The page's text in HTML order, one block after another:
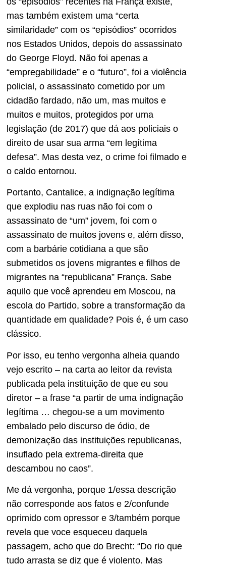
mas também existem uma “certa
similaridade” com os “episódios” ocorridos
nos Estados Unidos, depois do assassinato
do George Floyd. Não foi apenas a
“empregabilidade” e o “futuro”, foi a violência
policial, o assassinato cometido por um
cidadão fardado, não um, mas muitos e
muitos e muitos, protegidos por uma
legislação (de 2017) que dá aos policiais o
direito de usar sua arma “em legítima
defesa”. Mas desta vez, o crime foi filmado e
o caldo entornou.
Portanto, Cantalice, a indignação legítima
que explodiu nas ruas não foi com o
assassinato de “um” jovem, foi com o
assassinato de muitos jovens e, além disso,
com a barbárie cotidiana a que são
submetidos os jovens migrantes e filhos de
migrantes na “republicana” França. Sabe
aquilo que você aprendeu em Moscou, na
escola do Partido, sobre a transformação da
quantidade em qualidade? Pois é, é um caso
clássico.
Por isso, eu tenho vergonha alheia quando
vejo escrito – na carta ao leitor da revista
publicada pela instituição de que eu sou
diretor – a frase “a partir de uma indignação
legítima … chegou-se a um movimento
embalado pelo discurso de ódio, de
demonização das instituições republicanas,
insuflado pela extrema-direita que
descambou no caos”.
Me dá vergonha, porque 1/essa descrição
não corresponde aos fatos e 2/confunde
oprimido com opressor e 3/também porque
revela que voce esqueceu daquela
passagem, acho que do Brecht: “Do rio que
tudo arrasta se diz que é violento. Mas